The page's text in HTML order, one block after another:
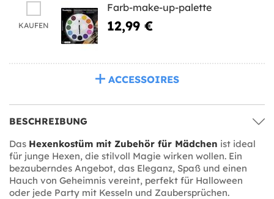
KAUFEN
Farb-make-up-palette
12,99 €
ACCESSOIRES
BESCHREIBUNG
Das Hexenkostüm mit Zubehör für Mädchen ist ideal
für junge Hexen, die stilvoll Magie wirken wollen. Ein
bezauberndes Angebot, das Eleganz, Spaß und einen
Hauch von Geheimnis vereint, perfekt für Halloween
oder jede Party mit Kesseln und Zaubersprüchen.